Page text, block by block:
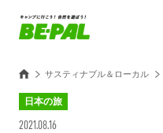
サスティナブル＆ローカル
日本の旅
2021.08.16